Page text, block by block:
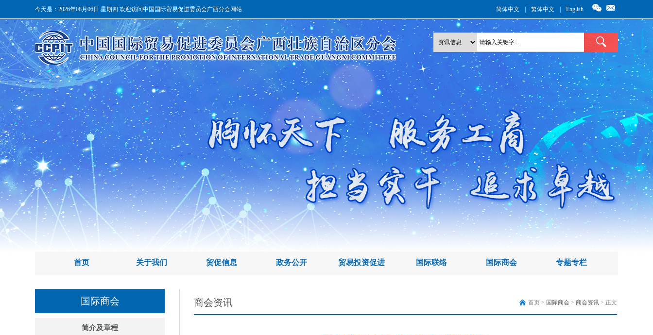
简体中文 繁体中文 English
今天是： 2026年08月06日 星期四 欢迎访问中国国际贸易促进委员会广西分会网站
首页 关于我们 贸促信息 政务公开 贸易投资促进 国际联络 国际商会 专题专栏
国际商会
简介及章程
首页 > 国际商会 > 商会资讯 > 正文
商会资讯